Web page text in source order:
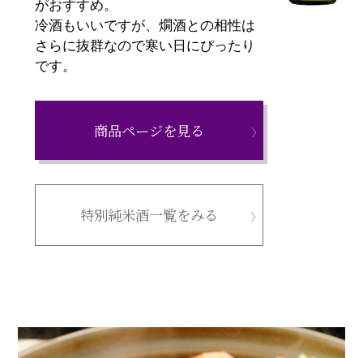
がおすすめ。
冷酒もいいですが、燗酒との相性は
さらに抜群なので寒い日にぴったり
です。
商品ページを見る
特別純米酒一覧をみる